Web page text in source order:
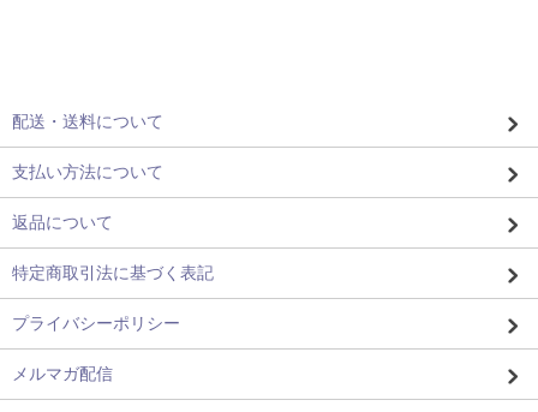
配送・送料について
支払い方法について
返品について
特定商取引法に基づく表記
プライバシーポリシー
メルマガ配信